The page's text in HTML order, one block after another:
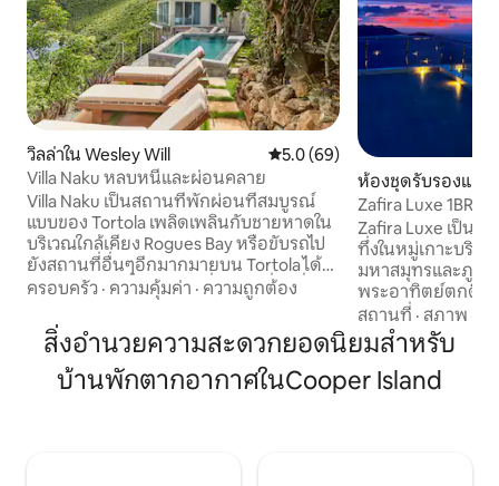
วิลล่าใน Wesley Will คะแนนเฉลี่ย 5.0 จาก 5, 69 รีวิว
5.0 (69)
Villa Naku หลบหนีและผ่อนคลาย
Villa Naku เป็นสถานที่พักผ่อนที่สมบูรณ์
แบบของ Tortola เพลิดเพลินกับชายหาดใน
บริเวณใกล้เคียง Rogues Bay หรือขับรถไป
ยังสถานที่อื่นๆอีกมากมายบน Tortola ได้
อย่างรวดเร็ว ตั้งอยู่บนหนึ่งในจุดที่น่าทึ่ง
ที่สุดบนจุดหนึ่งหันหน้าไปทางทิศตะวัน
ออกเพื่อรับลมทะเลที่พัดแรงและมักจะตื่น
ขึ้นมาพบกับวิวพระอาทิตย์ขึ้นอันงดงาม
จากทุกห้องในวิลล่า ห้องครัวแบบเปิดห้อง
นั่งเล่นและห้องรับประทานอาหารอยู่
ครอบครัว · ความคุ้มค่า · ความถูกต้อง
ห้องชุดรับรองแขก
Zafira Luxe 1BR:
มหาสมุทรยามพร
Zafira Luxe เป็น
ทึ่งในหมู่เกาะบริติ
มหาสมุทรและภูเข
พระอาทิตย์ตกดิน
ผสานความเป็นเลิ
กับความสง่างามที่
บริการการใช้ชีวิตใ
ต่อเพื่อความสะดว
แขกแบบ 1 ห้องน
สถานที่ · สภาพ
สิ่งอำนวยความสะดวกยอดนิยมสำหรับ
บ้านพักตากอากาศในCooper Island